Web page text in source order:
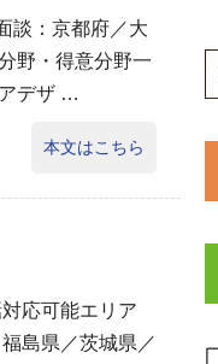
談：京都府／大
野・得意分野一
デザ …
本文はこちら
応可能エリア
島県／茨城県／